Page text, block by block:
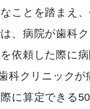
ことを踏まえ
、病院が歯科
依頼した際に
科クリニックが
に算定できる